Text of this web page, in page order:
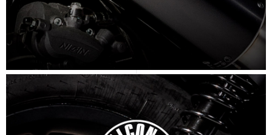
SCOPRI DI PIÙ